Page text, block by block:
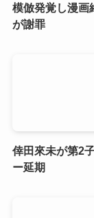
模倣発覚し漫画
が謝罪
倖田來未が第2
ー延期